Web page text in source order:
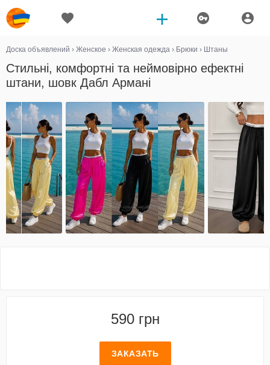
Доска объявлений › Женское › Женская одежда › Брюки › Штаны
Стильні, комфортні та неймовірно ефектні
штани, шовк Дабл Армані
590 грн
ЗАКАЗАТЬ